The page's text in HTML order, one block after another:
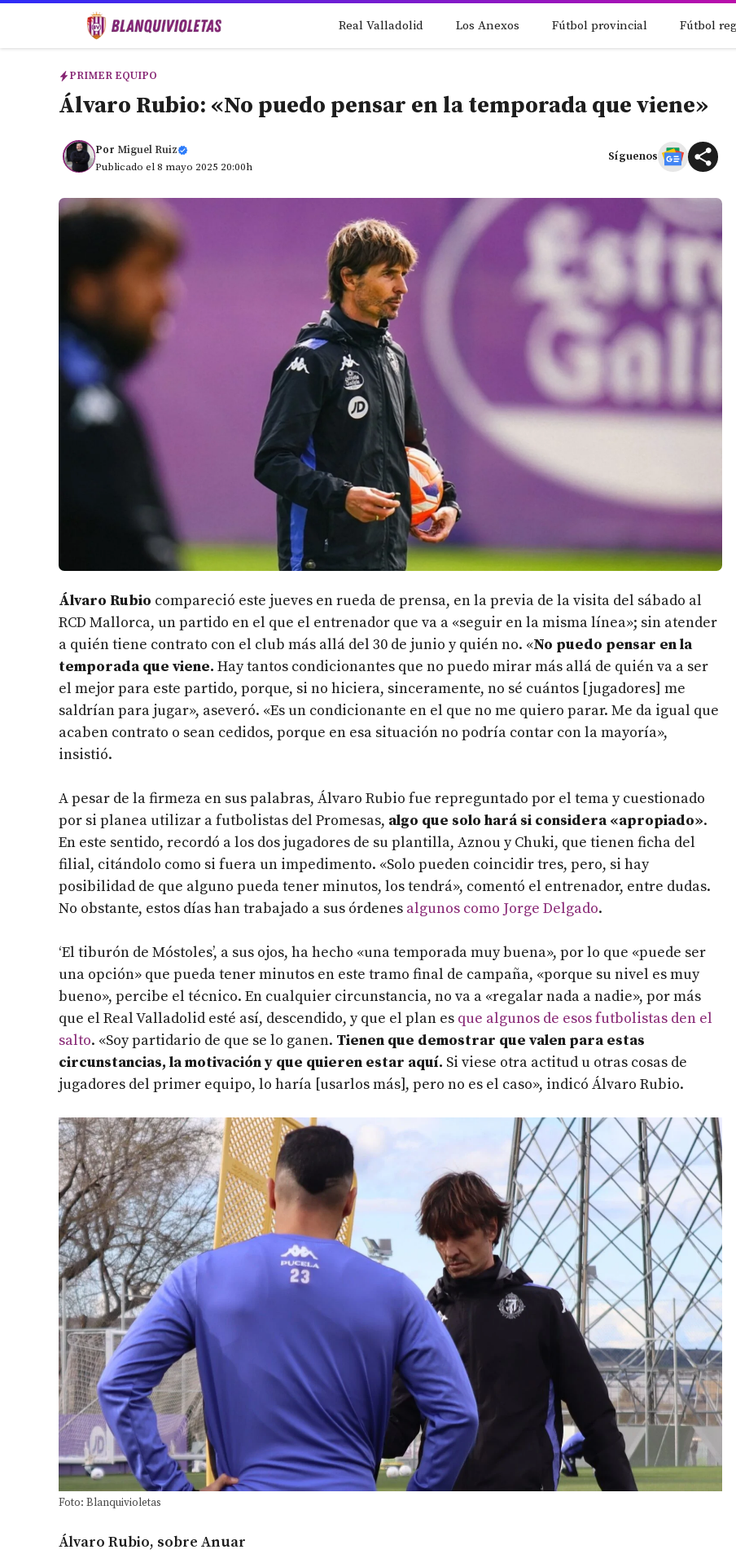
Real Valladolid Los Anexos Fútbol provincial Fútbol
PRIMER EQUIPO
Álvaro Rubio: «No puedo pensar en la temporada que viene»
Por Miguel Ruiz
Publicado el 8 mayo 2025 20:00h
Síguenos
Álvaro Rubio compareció este jueves en rueda de prensa, en la previa de la visita del sábado al
RCD Mallorca, un partido en el que el entrenador que va a «seguir en la misma línea»; sin atender
a quién tiene contrato con el club más allá del 30 de junio y quién no. «No puedo pensar en la
temporada que viene. Hay tantos condicionantes que no puedo mirar más allá de quién va a ser
el mejor para este partido, porque, si no hiciera, sinceramente, no sé cuántos [jugadores] me
saldrían para jugar», aseveró. «Es un condicionante en el que no me quiero parar. Me da igual que
acaben contrato o sean cedidos, porque en esa situación no podría contar con la mayoría»,
insistió.
A pesar de la firmeza en sus palabras, Álvaro Rubio fue repreguntado por el tema y cuestionado
por si planea utilizar a futbolistas del Promesas, algo que solo hará si considera «apropiado».
En este sentido, recordó a los dos jugadores de su plantilla, Aznou y Chuki, que tienen ficha del
filial, citándolo como si fuera un impedimento. «Solo pueden coincidir tres, pero, si hay
posibilidad de que alguno pueda tener minutos, los tendrá», comentó el entrenador, entre dudas.
No obstante, estos días han trabajado a sus órdenes algunos como Jorge Delgado.
‘El tiburón de Móstoles’, a sus ojos, ha hecho «una temporada muy buena», por lo que «puede ser
una opción» que pueda tener minutos en este tramo final de campaña, «porque su nivel es muy
bueno», percibe el técnico. En cualquier circunstancia, no va a «regalar nada a nadie», por más
que el Real Valladolid esté así, descendido, y que el plan es que algunos de esos futbolistas den el
salto. «Soy partidario de que se lo ganen. Tienen que demostrar que valen para estas
circunstancias, la motivación y que quieren estar aquí. Si viese otra actitud u otras cosas de
jugadores del primer equipo, lo haría [usarlos más], pero no es el caso», indicó Álvaro Rubio.
Foto: Blanquivioletas
Álvaro Rubio, sobre Anuar